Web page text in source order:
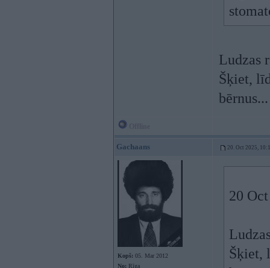
Ludzas
Šķiet,
bērnus...
Gachaans 20. Oct 2025,
Kopš: 05. Mar 2012
No: Rīga
20
Šķiet,